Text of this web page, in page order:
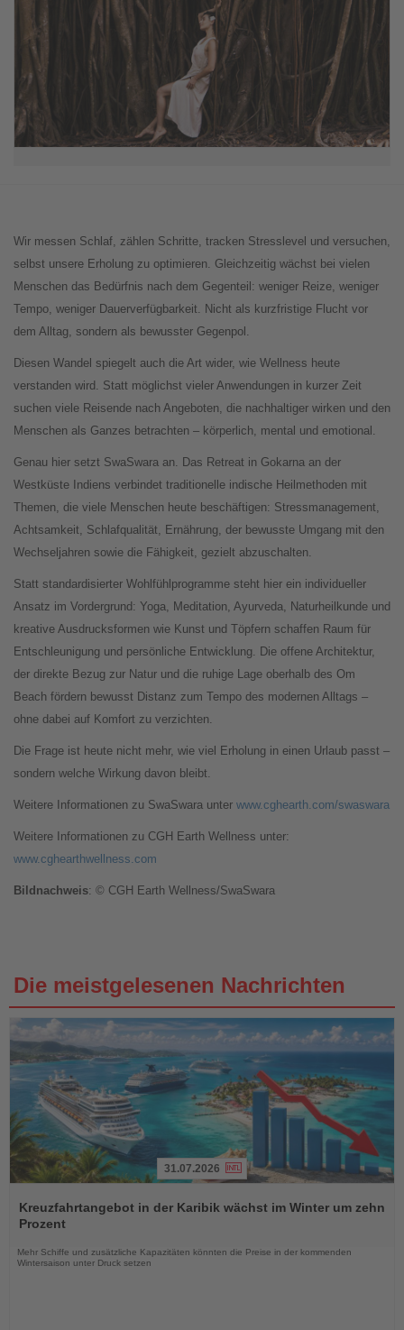
Wir messen Schlaf, zählen Schritte, tracken Stresslevel und versuchen,
selbst unsere Erholung zu optimieren. Gleichzeitig wächst bei vielen
Menschen das Bedürfnis nach dem Gegenteil: weniger Reize, weniger
Tempo, weniger Dauerverfügbarkeit. Nicht als kurzfristige Flucht vor
dem Alltag, sondern als bewusster Gegenpol.
Diesen Wandel spiegelt auch die Art wider, wie Wellness heute
verstanden wird. Statt möglichst vieler Anwendungen in kurzer Zeit
suchen viele Reisende nach Angeboten, die nachhaltiger wirken und den
Menschen als Ganzes betrachten – körperlich, mental und emotional.
Genau hier setzt SwaSwara an. Das Retreat in Gokarna an der
Westküste Indiens verbindet traditionelle indische Heilmethoden mit
Themen, die viele Menschen heute beschäftigen: Stressmanagement,
Achtsamkeit, Schlafqualität, Ernährung, der bewusste Umgang mit den
Wechseljahren sowie die Fähigkeit, gezielt abzuschalten.
Statt standardisierter Wohlfühlprogramme steht hier ein individueller
Ansatz im Vordergrund: Yoga, Meditation, Ayurveda, Naturheilkunde und
kreative Ausdrucksformen wie Kunst und Töpfern schaffen Raum für
Entschleunigung und persönliche Entwicklung. Die offene Architektur,
der direkte Bezug zur Natur und die ruhige Lage oberhalb des Om
Beach fördern bewusst Distanz zum Tempo des modernen Alltags –
ohne dabei auf Komfort zu verzichten.
Die Frage ist heute nicht mehr, wie viel Erholung in einen Urlaub passt –
sondern welche Wirkung davon bleibt.
Weitere Informationen zu SwaSwara unter www.cghearth.com/swaswara
Weitere Informationen zu CGH Earth Wellness unter:
www.cghearthwellness.com
Bildnachweis: © CGH Earth Wellness/SwaSwara
Die meistgelesenen Nachrichten
Sie
die
31.07.2026
Kreuzfahrtangebot in der Karibik wächst im Winter um zehn
Prozent
Mehr Schiffe und zusätzliche Kapazitäten könnten die Preise in der kommenden
Wintersaison unter Druck setzen